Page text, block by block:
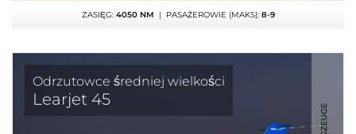
ZASIĘG: 4050 NM | PASAŻEROWIE (MAKS): 8-9
Odrzutowce średniej wielkości
Learjet 45